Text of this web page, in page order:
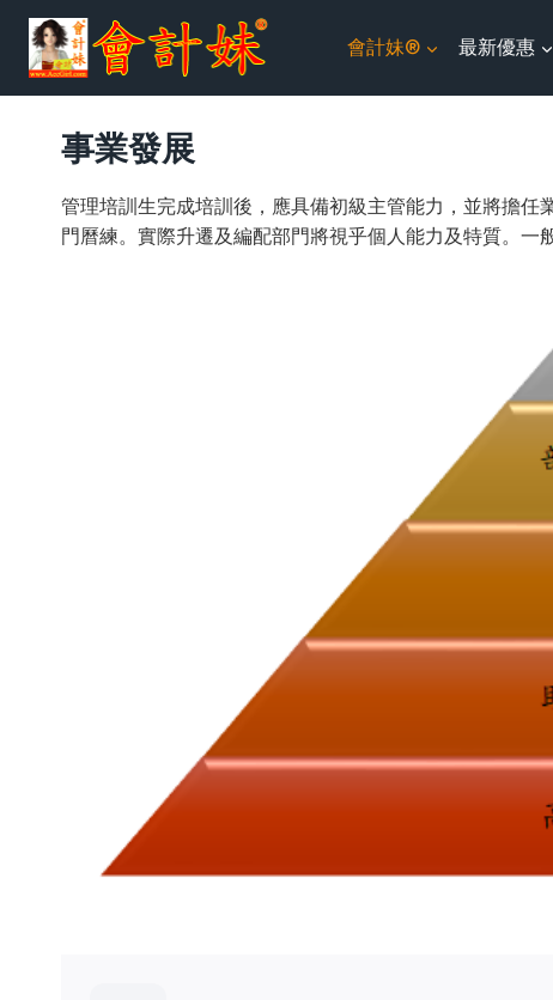
會計妹® 最新優惠
事業發展
管理培訓生完成培訓後，應具備初級主管能力，並將擔
門曆練。實際升遷及編配部門將視乎個人能力及特質。一